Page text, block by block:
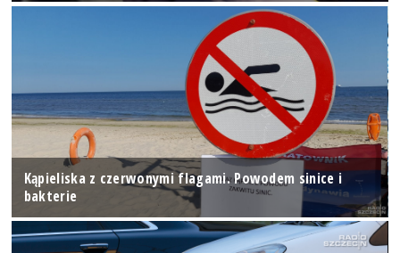
Kąpieliska z czerwonymi flagami. Powodem sinice i
bakterie